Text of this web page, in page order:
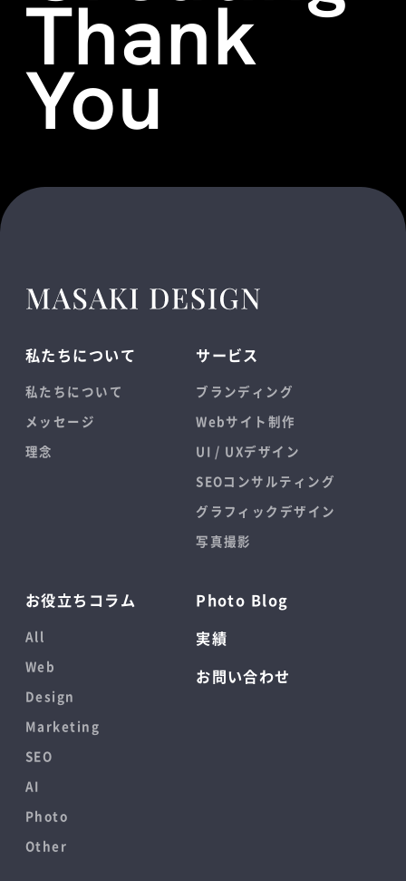
Thank
You
私たちについて
私たちについて
メッセージ
理念
サービス
ブランディング
Webサイト制作
UI / UXデザイン
SEOコンサルティング
グラフィックデザイン
写真撮影
お役立ちコラム
All
Web
Design
Marketing
SEO
AI
Photo
Other
Photo Blog
実績
お問い合わせ